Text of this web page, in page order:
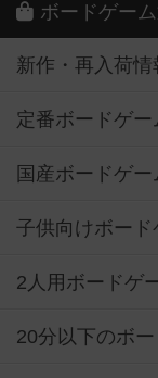
ボードゲー
新作・再入荷情
定番ボードゲ
国産ボードゲ
子供向けボー
2人用ボードゲ
20分以下のボ